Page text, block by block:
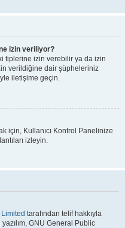
izin veriliyor?
tiplerine izin verebilir ya da izin
verildiğine dair şüpheleriniz
iletişime geçin.
için, Kullanıcı Kontrol Panelinize
izleyin.
tarafından telif hakkıyla
yazılım, GNU General Public